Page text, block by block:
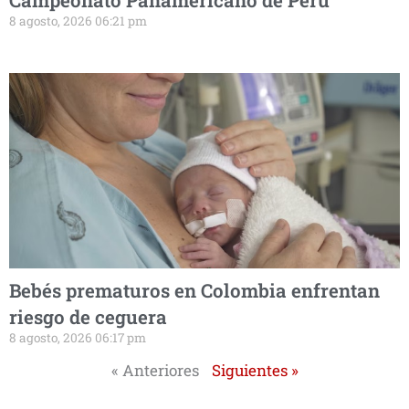
8 agosto, 2026 06:21 pm
Bebés prematuros en Colombia enfrentan
riesgo de ceguera
8 agosto, 2026 06:17 pm
« Anteriores Siguientes »